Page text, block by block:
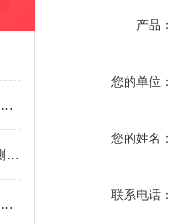
从原理到实践：蛋白抽提试剂助力动物组织 / 植物样本 / 微生物的蛋白分离流程
Annexin V凋亡检测试剂盒可以检测什么？
深入解析蛋白提取试剂盒：从原理到应用的全面解读
产品：
您的单位：
您的姓名：
联系电话：